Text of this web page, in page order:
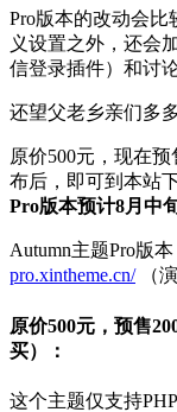
Pro版本的改动会
义设置之外，还会
信登录插件）和讨
还望父老乡亲们多
原价500元，现在
布后，即可到本站
Pro版本预计8月中
Autumn主题Pro版
pro.xintheme.cn/（演
原价500元，预售
买）：
这个主题仅支持